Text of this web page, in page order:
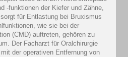
-funktionen der Kiefer und Zähne,
für Entlastung bei Bruxismus
wie sie bei der
(CMD) auftreten, gehören zu
Der Facharzt für Oralchirurgie
der operativen Entfernung von